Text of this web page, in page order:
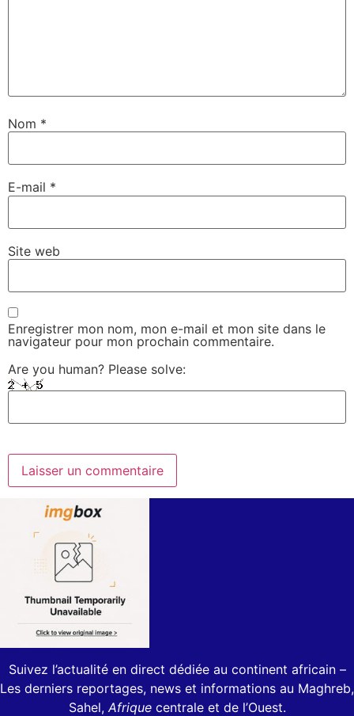
Nom *
E-mail *
Site web
Enregistrer mon nom, mon e-mail et mon site dans le
navigateur pour mon prochain commentaire.
Are you human? Please solve:
Suivez l’actualité en direct dédiée au continent africain –
Les derniers reportages, news et informations au Maghreb,
Sahel, Afriquecentrale et de l’Ouest.